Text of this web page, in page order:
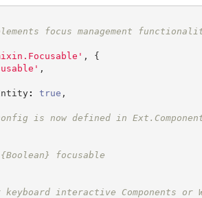
focus management
' ,
{
' ,
: true ,
is now defined in
{Boolean}
focusable
interactive Components or